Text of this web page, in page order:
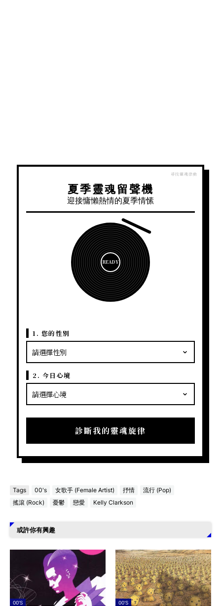
夏季靈魂留聲機
迎接慵懶熱情的夏季情愫
READY
1. 您的性別
2. 今日心境
診斷我的靈魂旋律
Tags 00's 女歌手 (Female Artist) 抒情
流行 (Pop)
搖滾 (Rock)
憂鬱 戀愛 Kelly Clarkson
或許你有興趣
00'S 00'S